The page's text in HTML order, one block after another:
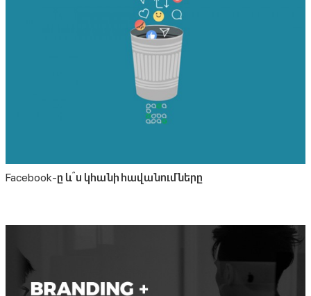
Facebook-ը և՞ս կհանի հավանումները